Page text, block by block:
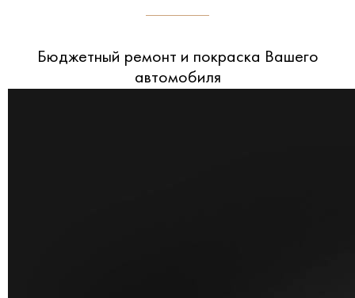
Бюджетный ремонт и покраска Вашего
автомобиля